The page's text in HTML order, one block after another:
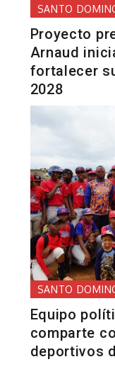
SANTO
Proyecto
Arnaud
fortalecer
2028
SANTO
Equipo
comparte
deportivos